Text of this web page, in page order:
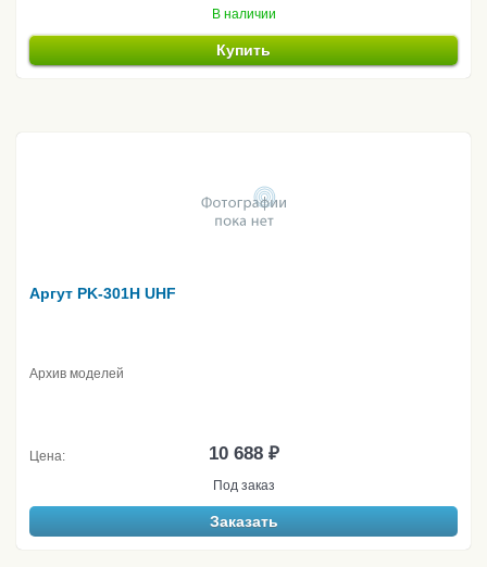
В наличии
Купить
Аргут PK-301H UHF
Архив моделей
Цена: 10 688 ₽
Под заказ
Заказать